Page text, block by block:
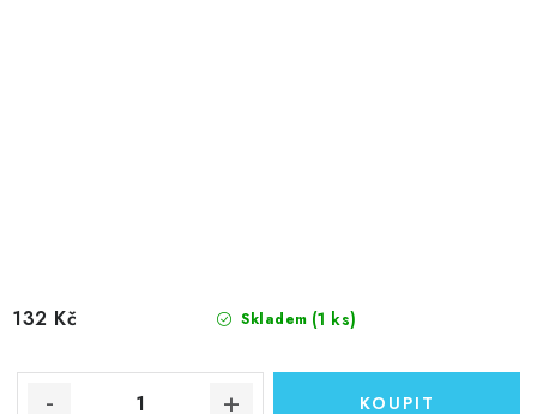
Skladem (1 ks)
132 Kč